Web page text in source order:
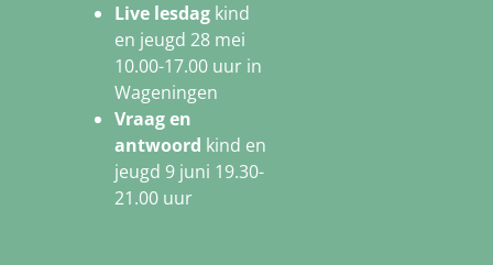
Live lesdag kind
en jeugd 28 mei
10.00-17.00 uur in
Wageningen
Vraag en
antwoord kind en
jeugd 9 juni 19.30-
21.00 uur